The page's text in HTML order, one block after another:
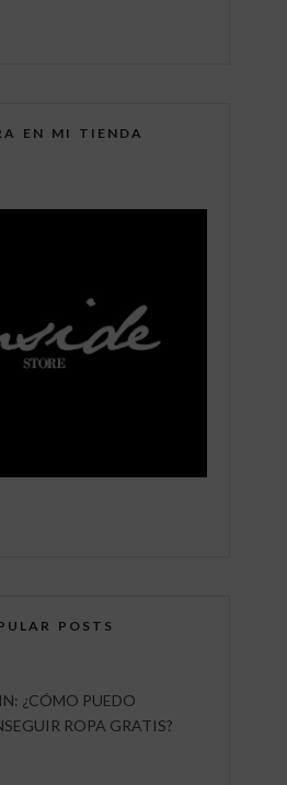
EN MI TIENDA
POSTS
¿CÓMO PUEDO
ROPA GRATIS?